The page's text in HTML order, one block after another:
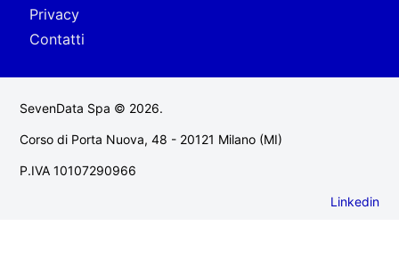
Privacy
Contatti
SevenData Spa © 2026.
Corso di Porta Nuova, 48 - 20121 Milano (MI)
P.IVA 10107290966
Linkedin